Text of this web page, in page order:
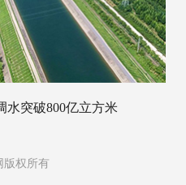
水突破800亿立方米
版权所有